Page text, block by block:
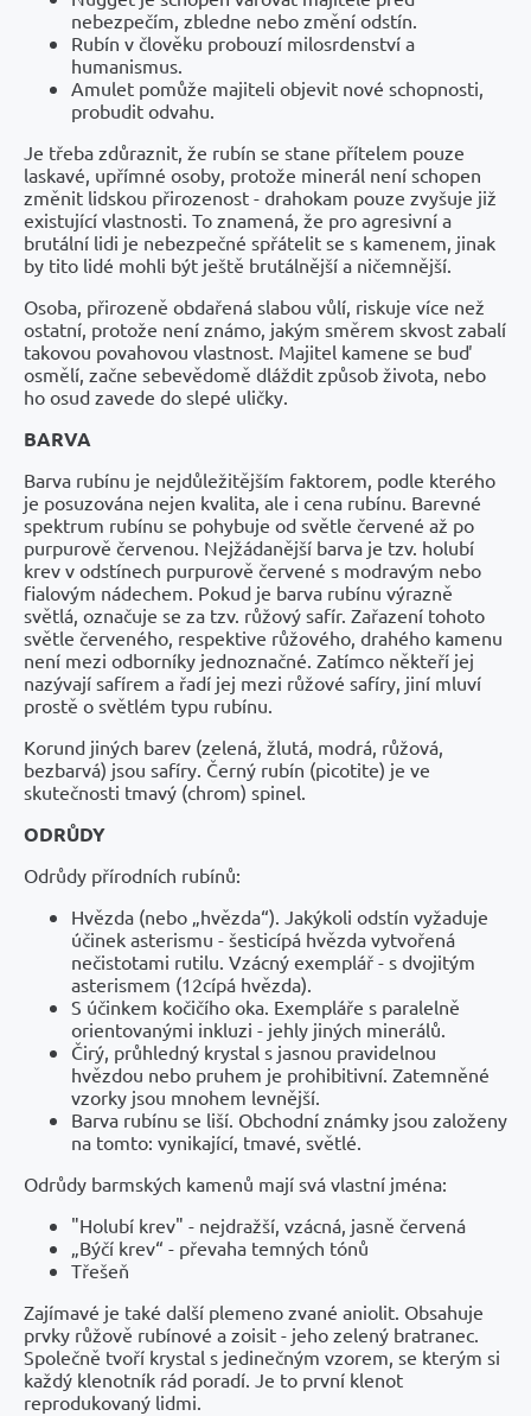
nebezpečím, zbledne nebo změní odstín.
Rubín v člověku probouzí milosrdenství a
humanismus.
Amulet pomůže majiteli objevit nové schopnosti,
probudit odvahu.
Je třeba zdůraznit, že rubín se stane přítelem pouze
laskavé, upřímné osoby, protože minerál není schopen
změnit lidskou přirozenost - drahokam pouze zvyšuje již
existující vlastnosti. To znamená, že pro agresivní a
brutální lidi je nebezpečné spřátelit se s kamenem, jinak
by tito lidé mohli být ještě brutálnější a ničemnější.
Osoba, přirozeně obdařená slabou vůlí, riskuje více než
ostatní, protože není známo, jakým směrem skvost zabalí
takovou povahovou vlastnost. Majitel kamene se buď
osmělí, začne sebevědomě dláždit způsob života, nebo
ho osud zavede do slepé uličky.
BARVA
Barva rubínu je nejdůležitějším faktorem, podle kterého
je posuzována nejen kvalita, ale i cena rubínu. Barevné
spektrum rubínu se pohybuje od světle červené až po
purpurově červenou. Nejžádanější barva je tzv. holubí
krev v odstínech purpurově červené s modravým nebo
fialovým nádechem. Pokud je barva rubínu výrazně
světlá, označuje se za tzv. růžový safír. Zařazení tohoto
světle červeného, respektive růžového, drahého kamenu
není mezi odborníky jednoznačné. Zatímco někteří jej
nazývají safírem a řadí jej mezi růžové safíry, jiní mluví
prostě o světlém typu rubínu.
Korund jiných barev (zelená, žlutá, modrá, růžová,
bezbarvá) jsou safíry. Černý rubín (picotite) je ve
skutečnosti tmavý (chrom) spinel.
ODRŮDY
Odrůdy přírodních rubínů:
Hvězda (nebo „hvězda“). Jakýkoli odstín vyžaduje
účinek asterismu - šesticípá hvězda vytvořená
nečistotami rutilu. Vzácný exemplář - s dvojitým
asterismem (12cípá hvězda).
S účinkem kočičího oka. Exempláře s paralelně
orientovanými inkluzi - jehly jiných minerálů.
Čirý, průhledný krystal s jasnou pravidelnou
hvězdou nebo pruhem je prohibitivní. Zatemněné
vzorky jsou mnohem levnější.
Barva rubínu se liší. Obchodní známky jsou založeny
na tomto: vynikající, tmavé, světlé.
Odrůdy barmských kamenů mají svá vlastní jména:
"Holubí krev" - nejdražší, vzácná, jasně červená
„Býčí krev“ - převaha temných tónů
Třešeň
Zajímavé je také další plemeno zvané aniolit. Obsahuje
prvky růžově rubínové a zoisit - jeho zelený bratranec.
Společně tvoří krystal s jedinečným vzorem, se kterým si
každý klenotník rád poradí. Je to první klenot
reprodukovaný lidmi.